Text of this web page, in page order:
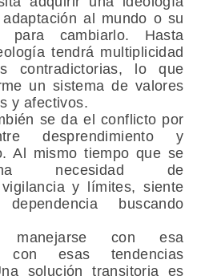
al mundo o su
cambiarlo. Hasta
tendrá multiplicidad
contradictorias, lo que
un sistema de valores
y afectivos.
se da el conflicto por
desprendimiento y
Al mismo tiempo que se
necesidad de
y límites, siente
buscando
manejarse con esa
con esas tendencias
solución transitoria es